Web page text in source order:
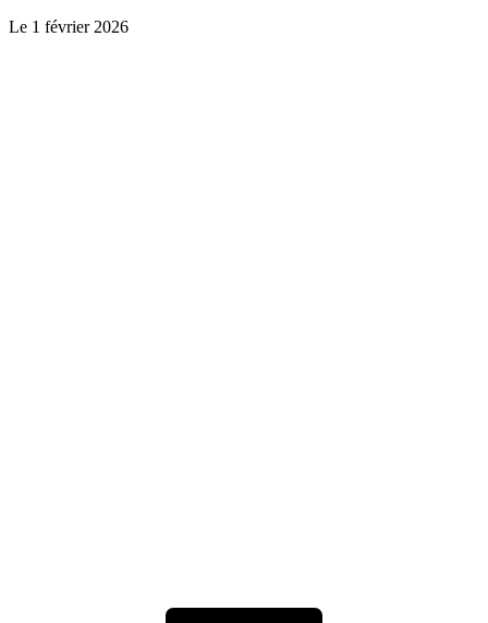
Le 1 février 2026